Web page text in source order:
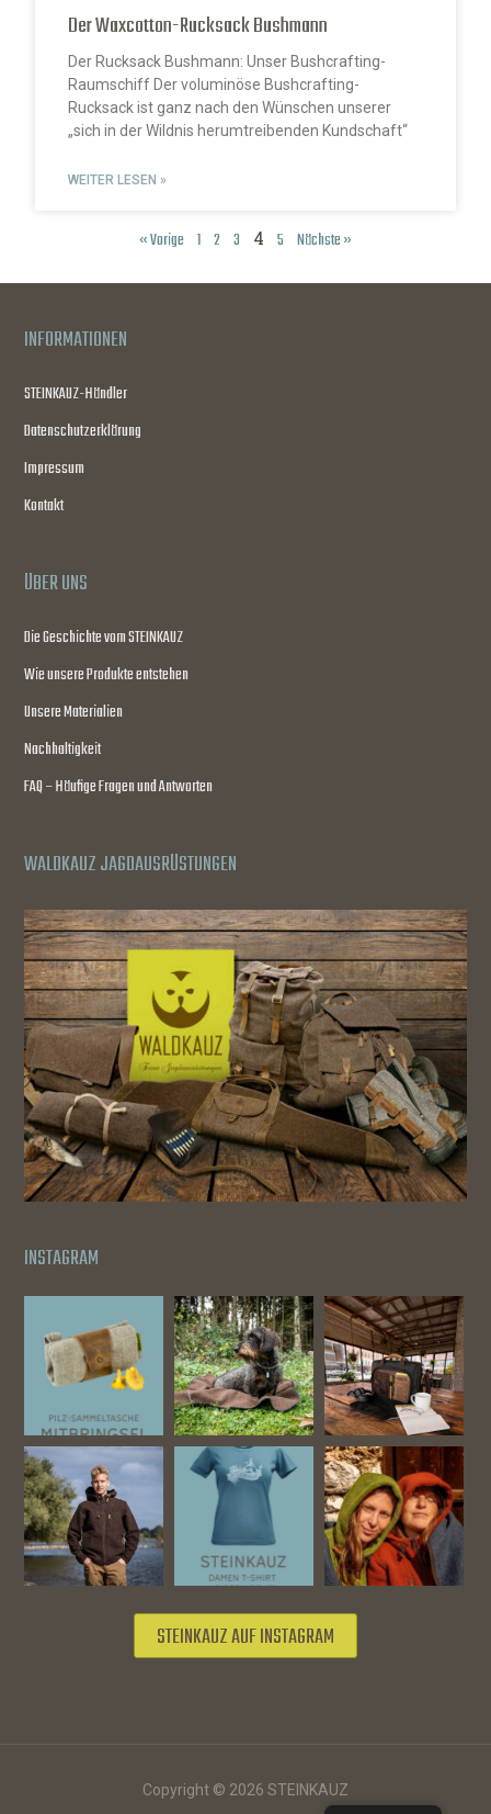
Der Waxcotton-Rucksack Bushmann
Der Rucksack Bushmann: Unser Bushcrafting-
Raumschiff Der voluminöse Bushcrafting-
Rucksack ist ganz nach den Wünschen unserer
„sich in der Wildnis herumtreibenden Kundschaft“
WEITER LESEN »
« Vorige 1 2 3 4 5 Nächste »
INFORMATIONEN
STEINKAUZ-Händler
Datenschutzerklärung
Impressum
Kontakt
ÜBER UNS
Die Geschichte vom STEINKAUZ
Wie unsere Produkte entstehen
Unsere Materialien
Nachhaltigkeit
FAQ – Häufige Fragen und Antworten
WALDKAUZ JAGDAUSRÜSTUNGEN
INSTAGRAM
STEINKAUZ AUF INSTAGRAM
Copyright © 2026 STEINKAUZ